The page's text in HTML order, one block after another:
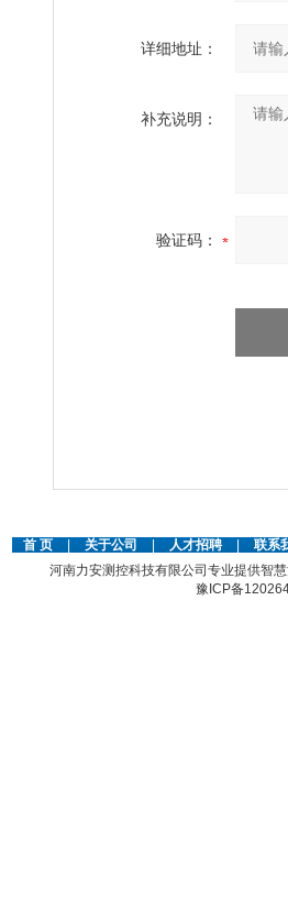
详细地址：
补充说明：
验证码：
首 页 关于公司 人才招聘
联系
河南力安测控科技有限公司专业提供智
豫ICP备